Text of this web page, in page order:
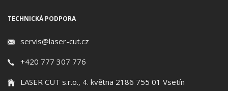
TECHNICKÁ PODPORA
servis@laser-cut.cz
+420 777 307 776
LASER CUT s.r.o., 4. května 2186 755 01 Vsetín